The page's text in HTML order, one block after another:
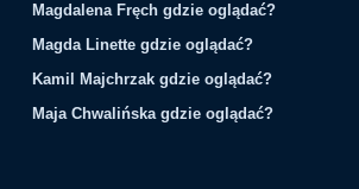
Magdalena Fręch gdzie oglądać?
Magda Linette gdzie oglądać?
Kamil Majchrzak gdzie oglądać?
Maja Chwalińska gdzie oglądać?